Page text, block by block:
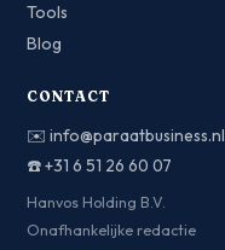
Tools
Blog
CONTACT
✉️info@paraatbusiness.nl
☎️+31 6 51 26 60 07
Hanvos Holding B.V.
Onafhankelijke redactie